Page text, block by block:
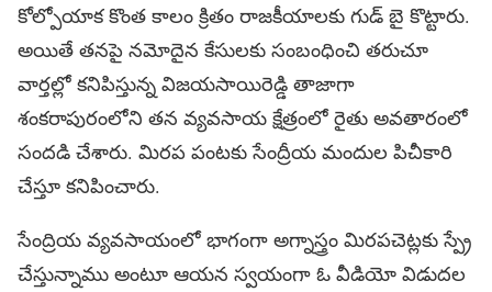
కోల్పోయాక కొంత కాలం క్రితం రాజకీయాలకు గుడ్ బై కొట్టారు.
అయితే తనపై నమోదైన కేసులకు సంబంధించి తరుచూ
వార్తల్లో కనిపిస్తున్న విజయసాయిరెడ్డి తాజాగా
శంకరాపురంలోని తన వ్యవసాయ క్షేత్రంలో రైతు అవతారంలో
సందడి చేశారు. మిరప పంటకు సేంద్రీయ మందుల పిచీకారి
చేస్తూ కనిపించారు.
సేంద్రియ వ్యవసాయంలో భాగంగా అగ్నాస్త్రం మిరపచెట్లకు స్ప్రే
చేస్తున్నాము అంటూ ఆయన స్వయంగా ఓ వీడియో విడుదల